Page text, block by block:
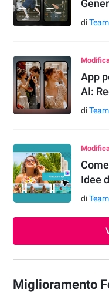
di
App
AI:
di
Idee
di
Miglioramento